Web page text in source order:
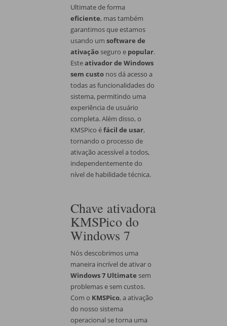
Ultimate de forma
eficiente, mas também
garantimos que estamos
usando um software de
ativaçãoseguro e popular.
Esteativador de Windows
sem custo nos dá acesso a
todas as funcionalidades do
sistema, permitindo uma
experiência de usuário
completa. Além disso, o
KMSPico éfácil de usar,
tornando o processo de
ativação acessível a todos,
independentemente do
nível de habilidade técnica.
Chave ativadora
KMSPico do
Windows 7
Nós descobrimos uma
maneira incrível de ativar o
Windows 7 Ultimate sem
problemas e sem custos.
Com o KMSPico, a ativação
do nosso sistema
operacional se torna uma